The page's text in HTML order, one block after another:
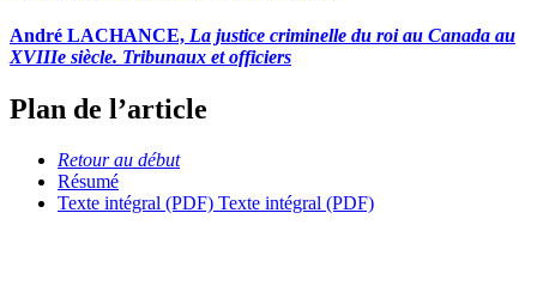
André LACHANCE, La justice criminelle du roi au Canada au
XVIIIe siècle. Tribunaux et officiers
Plan de l’article
Retour au début
Résumé
Texte intégral (PDF) Texte intégral (PDF)